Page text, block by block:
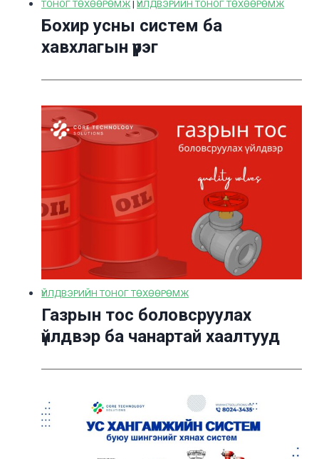
ТОНОГ ТӨХӨӨРӨМЖ | ҮЙЛДВЭРИЙН ТОНОГ ТӨХӨӨРӨМЖ
Бохир усны систем ба
хавхлагын үүрэг
ҮЙЛДВЭРИЙН ТОНОГ ТӨХӨӨРӨМЖ
Газрын тос боловсруулах
үйлдвэр ба чанартай хаалтууд